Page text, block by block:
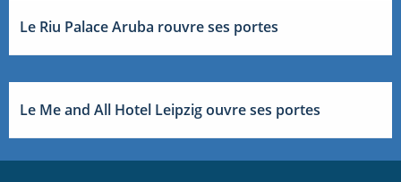
Le Riu Palace Aruba rouvre ses portes
Le Me and All Hotel Leipzig ouvre ses portes